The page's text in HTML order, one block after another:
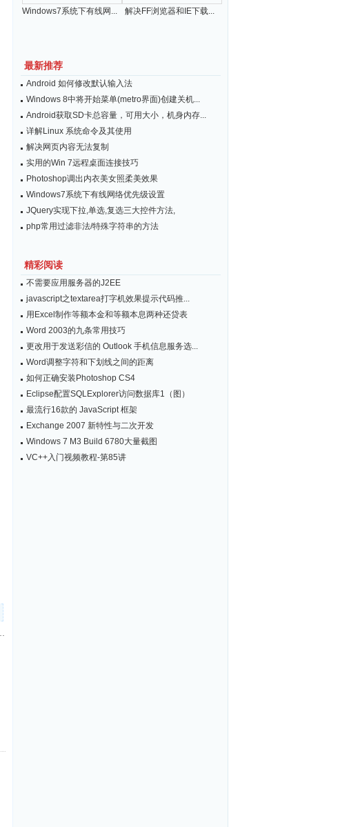
Windows7系统下有线网... 解决FF浏览器和IE下载...
最新推荐
Android 如何修改默认输入法
Windows 8中将开始菜单(metro界面)创建关机...
Android获取SD卡总容量，可用大小，机身内存...
详解Linux 系统命令及其使用
解决网页内容无法复制
实用的Win 7远程桌面连接技巧
Photoshop调出内衣美女照柔美效果
Windows7系统下有线网络优先级设置
JQuery实现下拉,单选,复选三大控件方法,
php常用过滤非法/特殊字符串的方法
精彩阅读
不需要应用服务器的J2EE
javascript之textarea打字机效果提示代码推...
用Excel制作等额本金和等额本息两种还贷表
Word 2003的九条常用技巧
更改用于发送彩信的 Outlook 手机信息服务选...
Word调整字符和下划线之间的距离
如何正确安装Photoshop CS4
Eclipse配置SQLExplorer访问数据库1（图）
最流行16款的 JavaScript 框架
Exchange 2007 新特性与二次开发
Windows 7 M3 Build 6780大量截图
VC++入门视频教程-第85讲